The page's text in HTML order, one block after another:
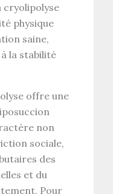
cryolipolyse
physique
saine,
la stabilité
offre une
non
sociale,
des
et du
Pour